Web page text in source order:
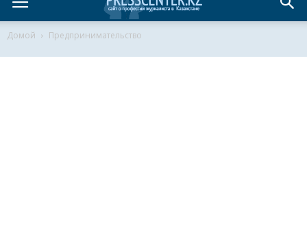
Домой Предпринимательство